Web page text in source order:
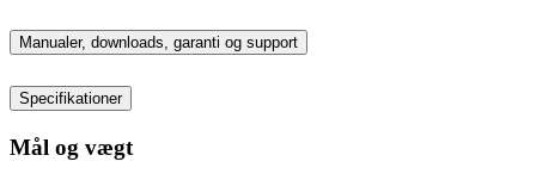
Manualer, downloads, garanti og support
Specifikationer
Mål og vægt